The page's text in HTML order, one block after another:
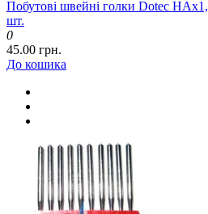
Побутові швейні голки Dotec
шт.
0
45.00 грн.
До кошика